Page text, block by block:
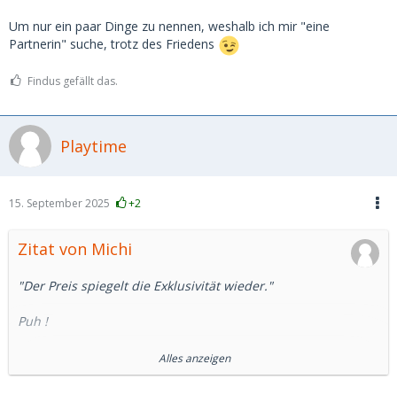
Um nur ein paar Dinge zu nennen, weshalb ich mir "eine
Partnerin" suche, trotz des Friedens
Findus gefällt das.
Playtime
15. September 2025 +2
Zitat von Michi
"Der Preis spiegelt die Exklusivität wieder."
Puh !
- - "GOLDIE68" hat mich
gemacht.
Alles anzeigen